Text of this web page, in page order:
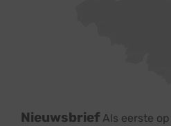
Nieuwsbrief Als eerste